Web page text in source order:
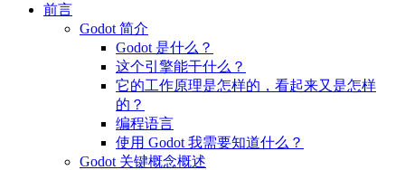
前言
Godot 简介
Godot 是什么？
这个引擎能干什么？
它的工作原理是怎样的，看起来又是怎样
的？
编程语言
使用 Godot 我需要知道什么？
Godot 关键概念概述